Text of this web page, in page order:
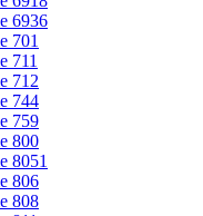
6936
701
711
712
744
759
800
8051
806
808